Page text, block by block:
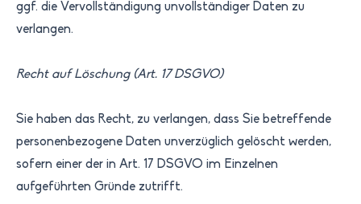
ggf. die Vervollständigung unvollständiger Daten zu
verlangen.
Recht auf Löschung (Art. 17 DSGVO)
Sie haben das Recht, zu verlangen, dass Sie betreffende
personenbezogene Daten unverzüglich gelöscht werden,
sofern einer der in Art. 17 DSGVO im Einzelnen
aufgeführten Gründe zutrifft.